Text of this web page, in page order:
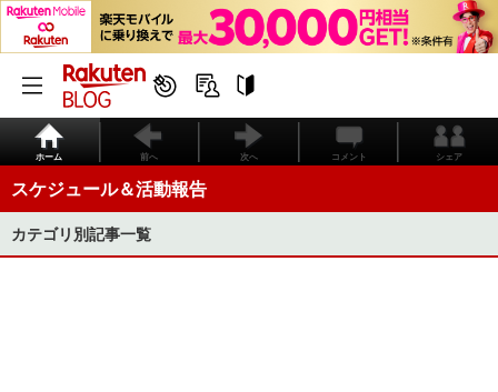
ホーム 前へ 次へ コメント シェア
スケジュール＆活動報告
カテゴリ別記事一覧